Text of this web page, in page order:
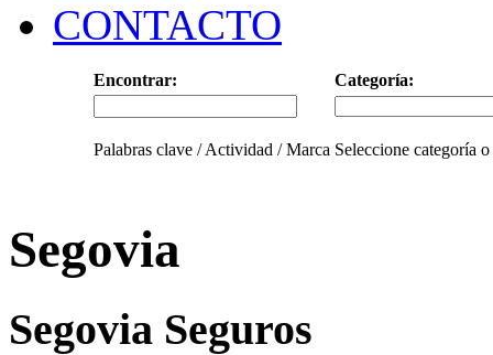
CONTACTO
Encontrar: Categoría:
Palabras clave / Actividad / Marca Seleccione categoría
Segovia
Segovia Seguros